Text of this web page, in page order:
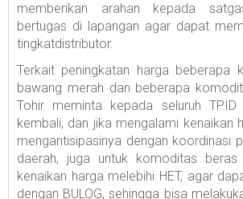
memberikan arahan kepada
bertugas di lapangan agar dapat
tingkatdistributor.
Terkait peningkatan harga beberapa
bawang merah dan beberapa
Tohir meminta kepada seluruh TPID
kembali, dan jika mengalami kenaikan
mengantisipasinya dengan koordinasi
daerah, juga untuk komoditas beras
kenaikan harga melebihi HET, agar
dengan BULOG, sehingga bisa